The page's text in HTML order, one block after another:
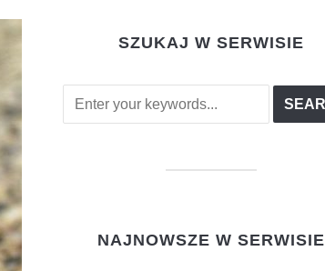
SZUKAJ W SERWISIE
NAJNOWSZE W SERWISIE